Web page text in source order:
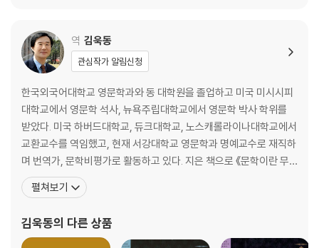
역 김욱동
관심작가 알림신청
한국외국어대학교 영문학과와 동 대학원을 졸업하고 미국 미시시피
대학교에서 영문학 석사, 뉴욕주립대학교에서 영문학 박사 학위를
받았다. 미국 하버드대학교, 듀크대학교, 노스캐롤라이나대학교에서
교환교수를 역임했고, 현재 서강대학교 영문학과 명예교수로 재직하
며 번역가, 문학비평가로 활동하고 있다. 지은 책으로 《문학이란 무
엇인가》 《세계문학이란 무엇인가》 《이양하, 그의 삶과 문학》 《설정
식, 분노의 문학》 《비평의 변증법》 《천재와 반역》 등이 있고, 옮긴 책
바다》 《이선 프롬》 《아메리카의 비극》 《새장에 갇힌 새
펼쳐보기
김욱동의 다른 상품